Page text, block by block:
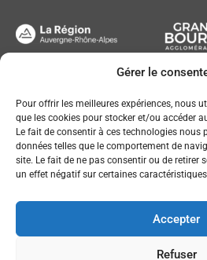
Gérer le
Pour offrir les meilleures expériences, nous
que les cookies pour stocker et/ou accéder
Le fait de consentir à ces technologies nous
données telles que le comportement de
site. Le fait de ne pas consentir ou de retirer
un effet négatif sur certaines
Accepter
Refuser
Newsletter
Plan du site